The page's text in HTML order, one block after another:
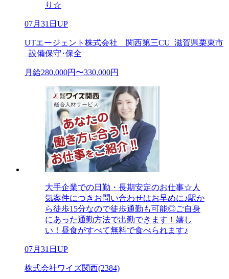
り☆
07月31日UP
UTエージェント株式会社 関西第三CU_滋賀県栗東市
_設備保守･保全
月給280,000円〜330,000円
大手企業での日勤・長期安定のお仕事☆人
気案件につきお問い合わせはお早めに♪駅か
ら徒歩15分なので徒歩通勤も可能◎ご自身
にあった通勤方法で出勤できます！嬉し
い！昼食がすべて無料で食べられます♪
07月31日UP
株式会社ワイズ関西(2384)